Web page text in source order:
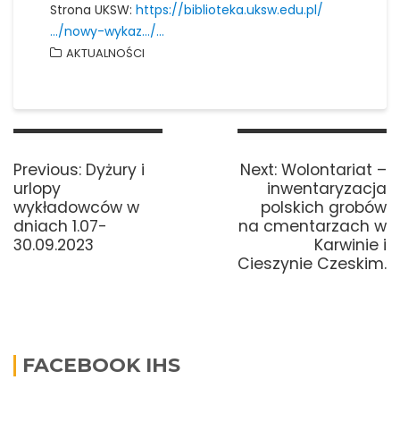
Strona UKSW: https://biblioteka.uksw.edu.pl/
…/nowy-wykaz…/…
AKTUALNOŚCI
Nawigacja
Previous: Previous
Dyżury i
urlopy
wykładowców w
dniach 1.07-
30.09.2023
Next: Next
post:
Wolontariat –
inwentaryzacja
polskich grobów
na cmentarzach w
Karwinie i
Cieszynie Czeskim.
FACEBOOK IHS